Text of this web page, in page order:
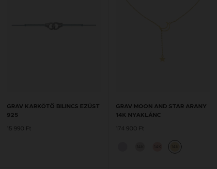
GRAV KARKÖTŐ BILINCS EZÜST
925
15 990 Ft
GRAV MOON AND STAR ARANY
14K NYAKLÁNC
174 900 Ft